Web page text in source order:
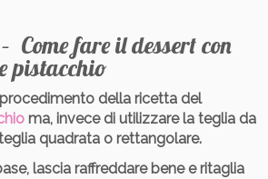
Come fare il dessert con
pistacchio
della ricetta del
ma, invece di utilizzare la teglia da
quadrata o rettangolare.
lascia raffreddare bene e ritaglia